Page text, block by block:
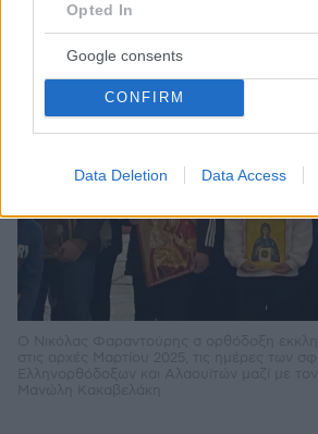
Opted In
Google consents
CONFIRM
Data Deletion Data Access